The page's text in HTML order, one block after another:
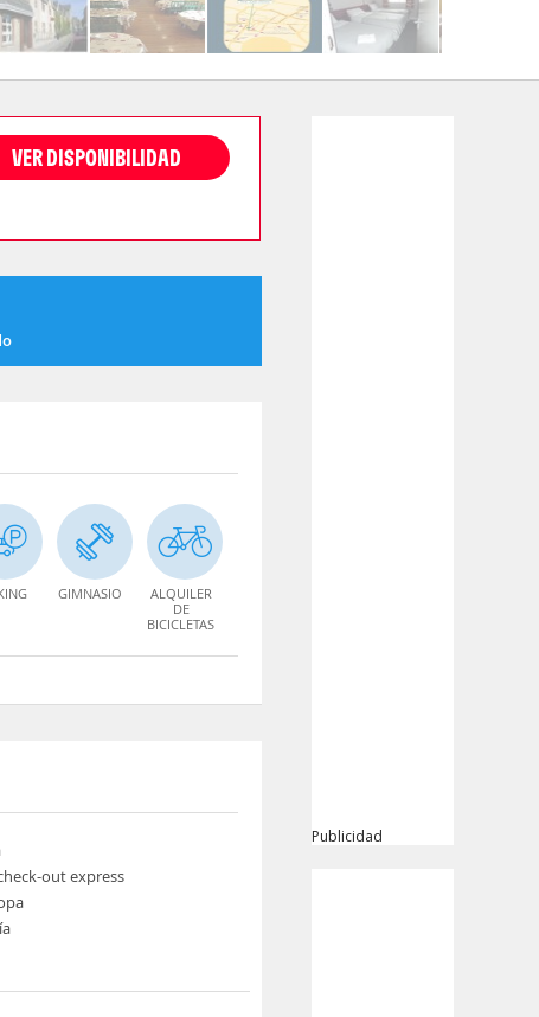
VER DISPONIBILIDAD
GIMNASIO
ALQUILER
DE
BICICLETAS
out express
Publicidad